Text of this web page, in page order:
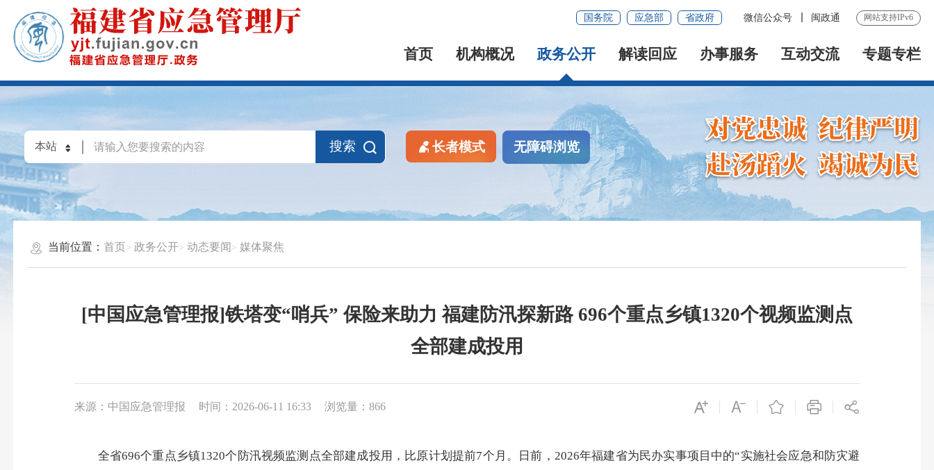
国务院 应急部 省政府 微信公众号 闽政通 网站支持IPv6
首页 机构概况 政务公开 解读回应 办事服务 互动交流 专题专栏
搜索 长者模式 无障碍浏览
当前位置：首页 政务公开 动态要闻 媒体聚焦
[中国应急管理报]铁塔变“哨兵” 保险来助力 福建防汛探新路 696个重点乡镇1320个视频监测点
全部建成投用
来源：中国应急管理报 时间：2026-06-11 16:33 浏览量：866
全省696个重点乡镇1320个防汛视频监测点全部建成投用，比原计划提前7个月。日前，2026年福建省为民办实事项目中的“实施社会应急和防灾避